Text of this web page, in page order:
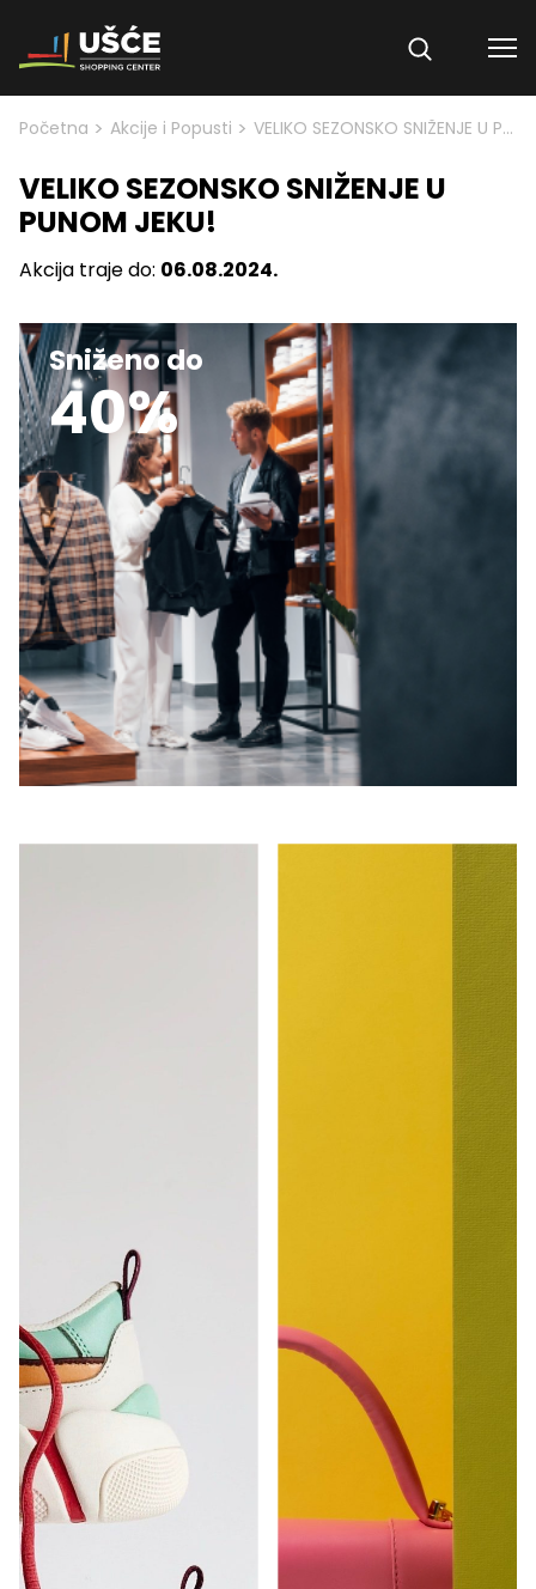
Skip to content
Početna > Akcije i Popusti > VELIKO SEZONSKO SNIŽENJE U PUNOM JEKU!
VELIKO SEZONSKO SNIŽENJE U
PUNOM JEKU!
Akcija traje do: 06.08.2024.
Sniženo do
40%